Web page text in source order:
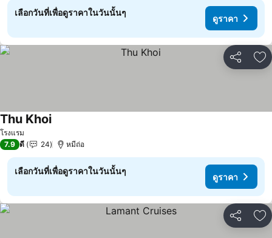
เลือกวันที่เพื่อดูราคาในวันนั้นๆ
ดูราคา
แชร์ เ
โรงแรม
Thu Khoiดูราคา
7.9 ดี 24 หมีถ่อ
เลือกวันที่เพื่อดูราคาในวันนั้นๆ
ดูราคา
แชร์ เ